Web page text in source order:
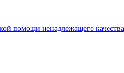
помощи ненадлежащего качества